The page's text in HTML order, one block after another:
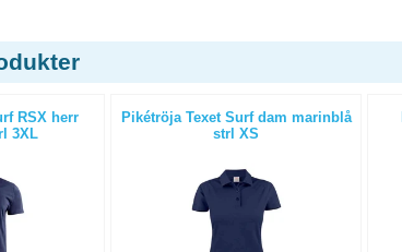
RSX herr
3XL
Pikétröja Texet Surf dam marinblå
strl XS